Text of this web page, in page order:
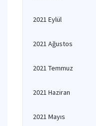
2021 Eylül
2021 Ağustos
2021 Temmuz
2021 Haziran
2021 Mayıs